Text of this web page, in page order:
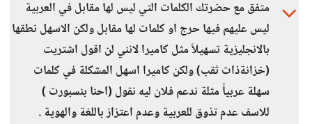
متفق مع حضرتك الكلمات التي ليس لها مقابل في العربية
ليس عليهم فيها حرج او كلمات لها مقابل ولكن الاسهل نطقها
بالانجليزية تسهيلاً مثل كاميرا لانني لن اقول اشتريت
(خزانةذات ثقب) ولكن كاميرا اسهل المشكلة في كلمات
سهلة عربياً مثلة ندعم فلان ليه نقول (احنا بنسبورت )
للاسف عدم تذوق للعربية وعدم اعتزاز باللغة والهوية .